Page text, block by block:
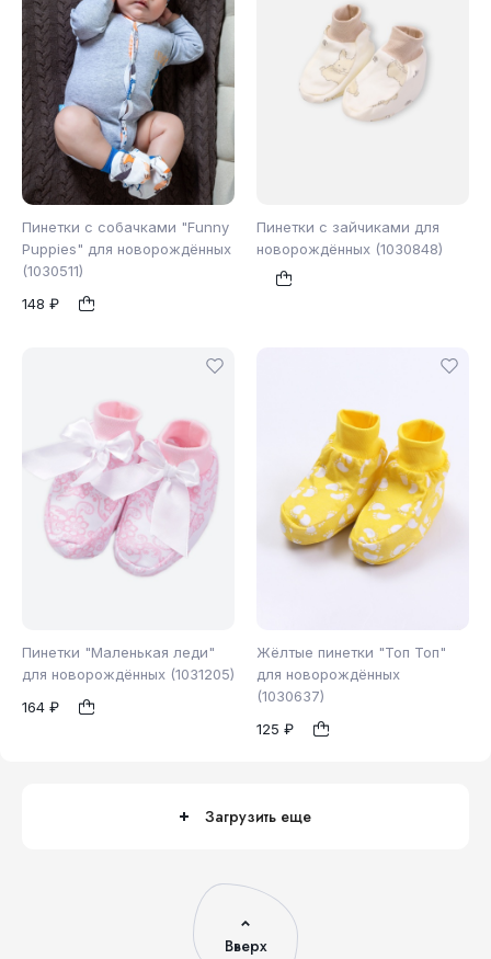
Пинетки с собачками "Funny
Puppies" для новорождённых
(1030511)
148 ₽
1
Пинетки с зайчиками для
новорождённых (1030848)
б/р
Пинетки "Маленькая леди"
для новорождённых (1031205)
164 ₽
б/р
Жёлтые пинетки "Топ Топ"
для новорождённых
(1030637)
125 ₽
1
Загрузить еще
Вверх